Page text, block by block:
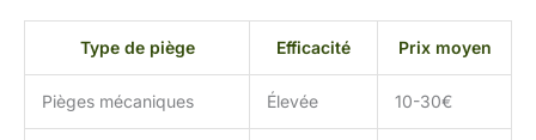
Type de piège Efficacité Prix moyen
Pièges mécaniques Élevée 10-30€